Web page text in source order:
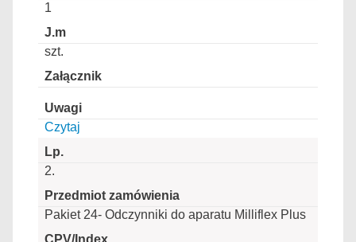
1
szt.
Czytaj
2.
Pakiet 24- Odczynniki do aparatu Milliflex Plus